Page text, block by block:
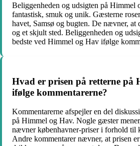
Beliggenheden og udsigten på Himmel
fantastisk, smuk og unik. Gæsterne
havet, Samsø og bugten. De nævner, at
og et skjult sted. Beliggenheden og
bedste ved Himmel og Hav ifølge
Hvad er prisen på retterne på
ifølge kommentarerne?
Kommentarerne afspejler en del
på Himmel og Hav. Nogle gæster
nævner københavner-priser i forhold til
Andre kommentarer nævner, at prisen